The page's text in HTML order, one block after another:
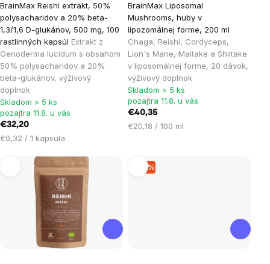
BrainMax Reishi extrakt, 50%
polysacharidov a 20% beta-
1,3/1,6 D-glukánov, 500 mg, 100
rastlinných kapsúl Extrakt z
Genoderma lucidum s obsahom
50% polysacharidov a 20%
beta-glukánov, výživový
doplnok
Skladom > 5 ks
pozajtra 11.8. u vás
€32,20
Jednotková
€0,32 / 1 kapsula
BrainMax Liposomal
Mushrooms, huby v
lipozomálnej forme, 200 ml
Chaga, Reishi, Cordyceps,
Lion's Mane, Maitake a Shiitake
v liposomálnej forme, 20 dávok,
výživový doplnok
hodnotenie
produktu
je
5,0
z
5
hviezdičiek.
Skladom > 5 ks
pozajtra 11.8. u vás
€40,35
Jednotková
€20,18 / 100 ml
–17 %